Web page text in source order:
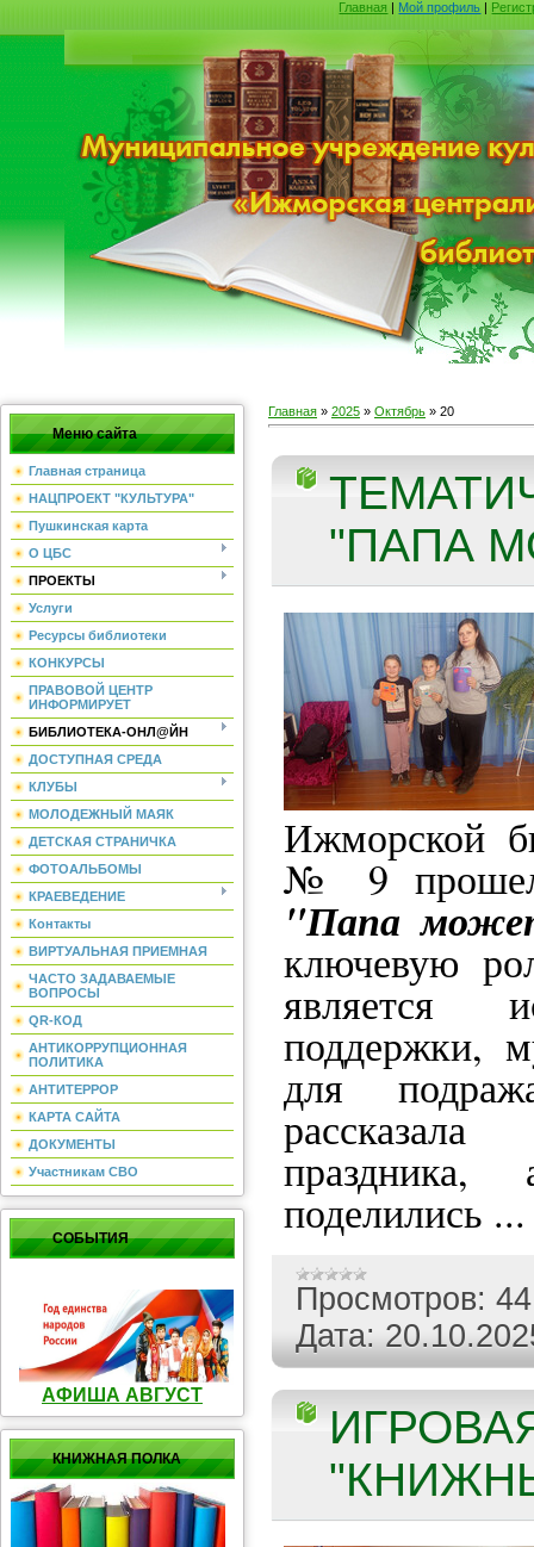
Главная | Мой профиль |
Меню сайта
Главная страница
НАЦПРОЕКТ "КУЛЬТУРА"
Пушкинская карта
О ЦБС
ПРОЕКТЫ
Услуги
Ресурсы библиотеки
КОНКУРСЫ
ПРАВОВОЙ ЦЕНТР
ИНФОРМИРУЕТ
БИБЛИОТЕКА-ОНЛ@ЙН
ДОСТУПНАЯ СРЕДА
КЛУБЫ
МОЛОДЕЖНЫЙ МАЯК
ДЕТСКАЯ СТРАНИЧКА
ФОТОАЛЬБОМЫ
КРАЕВЕДЕНИЕ
Контакты
ВИРТУАЛЬНАЯ ПРИЕМНАЯ
ЧАСТО ЗАДАВАЕМЫЕ
ВОПРОСЫ
QR-КОД
АНТИКОРРУПЦИОННАЯ
ПОЛИТИКА
АНТИТЕРРОР
КАРТА САЙТА
ДОКУМЕНТЫ
Участникам СВО
СОБЫТИЯ
АФИША АВГУСТ
КНИЖНАЯ ПОЛКА
Главная » 2025 » Октябрь » 20
"ПАПА
Ижморской
№ 9 прошел
"Папа
ключевую
является
поддержки,
для
поделились
Просмотров: 44
Дата: